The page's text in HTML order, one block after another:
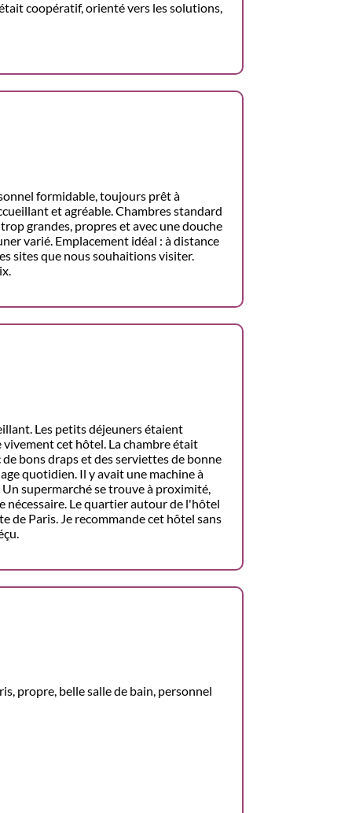
coopératif, orienté vers les solutions,
formidable, toujours prêt à
et agréable. Chambres standard
grandes, propres et avec une douche
varié. Emplacement idéal : à distance
sites que nous souhaitions visiter.
Les petits déjeuners étaient
cet hôtel. La chambre était
bons draps et des serviettes de bonne
quotidien. Il y avait une machine à
supermarché se trouve à proximité,
nécessaire. Le quartier autour de l'hôtel
de Paris. Je recommande cet hôtel sans
propre, belle salle de bain, personnel